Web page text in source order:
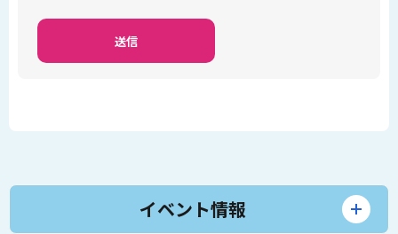
イベント情報